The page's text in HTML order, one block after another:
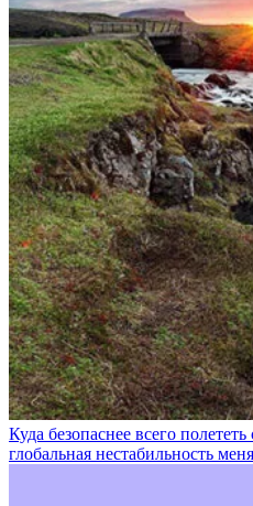
Куда безопаснее всего
глобальная нестабильность